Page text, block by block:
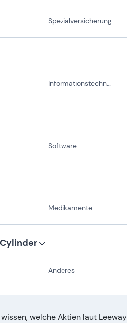
Spezialversicherung
Informationstechnologiedienstleistungen
Software
Medikamente
Anderes
wissen, welche Aktien laut